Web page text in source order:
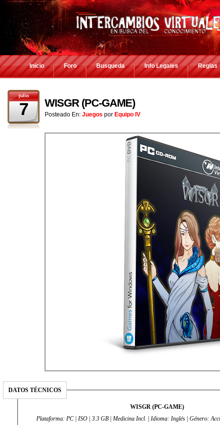
Inicio Foro Busqueda Info Legales Reglas
julio
7 WISGR (PC-GAME)
Posteado En: Juegos por Equipo IV
DATOS TÉCNICOS
WISGR (PC-GAME)
Plataforma: PC | ISO | 3.3 GB | Medicina Incl. | Idioma: Inglés | Género: